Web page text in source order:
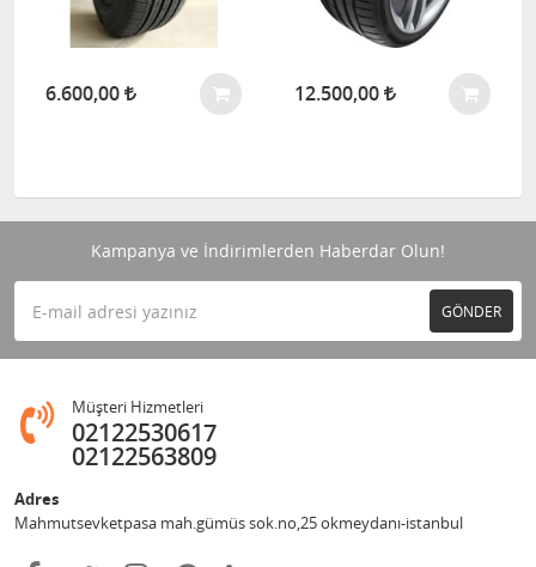
6.600,00 12.500,00
Kampanya ve İndirimlerden Haberdar Olun!
GÖNDER
Müşteri Hizmetleri
02122530617
02122563809
Adres
Mahmutsevketpasa mah.gümüs sok.no,25 okmeydanı-istanbul